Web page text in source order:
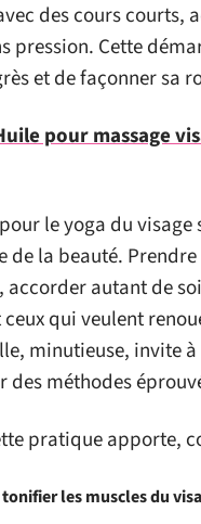
des cours courts,
pression. Cette
et de façonner sa
pour massage
le yoga du
de la beauté.
autant de
qui veulent
minutieuse, invite
des méthodes
pratique apporte,
les muscles du